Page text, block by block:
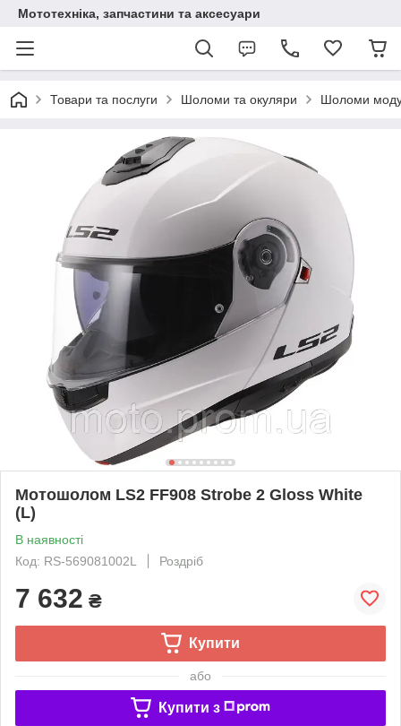
Мототехніка, запчастини та аксесуари
Товари та послуги Шоломи та окуляри Шоломи
Мотошолом LS2 FF908 Strobe 2 Gloss White
(L)
В наявності
Код: RS-569081002L
Роздріб
7 632 ₴
Купити
або
Купити з